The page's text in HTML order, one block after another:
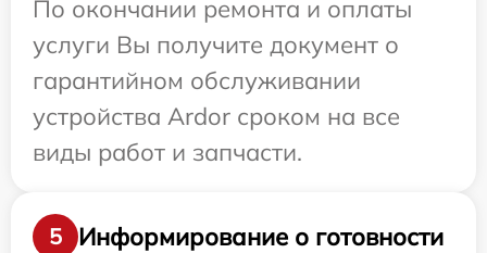
По окончании ремонта и оплаты
услуги Вы получите документ о
гарантийном обслуживании
устройства Ardor сроком на все
виды работ и запчасти.
5
Информирование о готовности